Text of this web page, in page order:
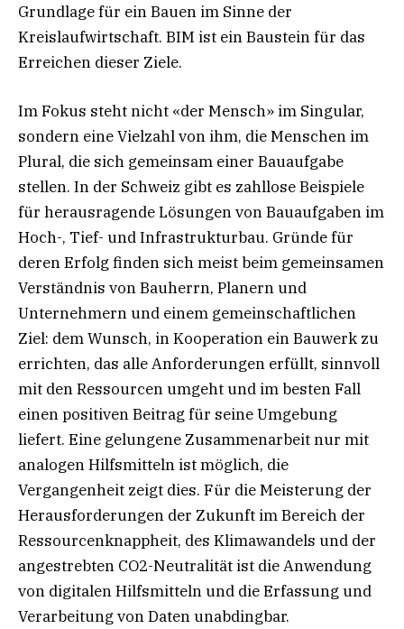
Grundlage für ein Bauen im Sinne der
Kreislaufwirtschaft. BIM ist ein Baustein für das
Erreichen dieser Ziele.
Im Fokus steht nicht «der Mensch» im Singular,
sondern eine Vielzahl von ihm, die Menschen im
Plural, die sich gemeinsam einer Bauaufgabe
stellen. In der Schweiz gibt es zahllose Beispiele
für herausragende Lösungen von Bauaufgaben im
Hoch-, Tief- und Infrastrukturbau. Gründe für
deren Erfolg finden sich meist beim gemeinsamen
Verständnis von Bauherrn, Planern und
Unternehmern und einem gemeinschaftlichen
Ziel: dem Wunsch, in Kooperation ein Bauwerk zu
errichten, das alle Anforderungen erfüllt, sinnvoll
mit den Ressourcen umgeht und im besten Fall
einen positiven Beitrag für seine Umgebung
liefert. Eine gelungene Zusammenarbeit nur mit
analogen Hilfsmitteln ist möglich, die
Vergangenheit zeigt dies. Für die Meisterung der
Herausforderungen der Zukunft im Bereich der
Ressourcenknappheit, des Klimawandels und der
angestrebten CO2-Neutralität ist die Anwendung
von digitalen Hilfsmitteln und die Erfassung und
Verarbeitung von Daten unabdingbar.